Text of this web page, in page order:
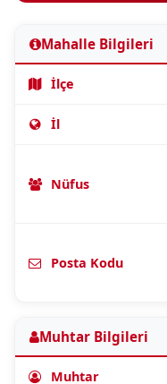
Mahalle Bilgileri
İlçe
İl
Nüfus
Posta Kodu
Muhtar Bilgileri
Muhtar